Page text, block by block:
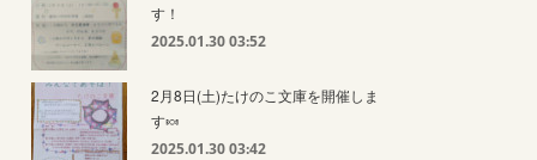
す！
2025.01.30 03:52
2月8日(土)たけのこ文庫を開催しま
す🍬
2025.01.30 03:42